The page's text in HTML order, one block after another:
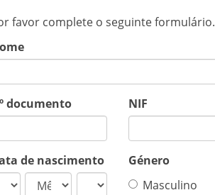
favor complete o seguinte formulário.
documento NIF
de nascimento
Género
Masculino